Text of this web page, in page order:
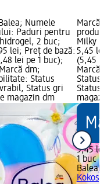
Numele
Paduri pentru
2 buc;
lei; Preț de bază:
lei pe 1 buc);
dm;
Status
Status gri
magazin dm
Marcă:
Milky
5,45 lei;
(5,45 lei
Marcă
Status
Status
5,45 lei
1 buc
Balea
Kokos, 1